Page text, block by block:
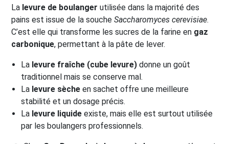
La levure de boulanger utilisée dans la majorité des
pains est issue de la souche Saccharomyces cerevisiae.
C’est elle qui transforme les sucres de la farine en gaz
carbonique, permettant à la pâte de lever.
La levure fraîche (cube levure) donne un goût
traditionnel mais se conserve mal.
La levure sèche en sachet offre une meilleure
stabilité et un dosage précis.
La levure liquide existe, mais elle est surtout utilisée
par les boulangers professionnels.